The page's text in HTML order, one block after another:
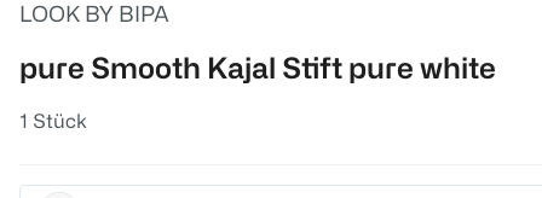
LOOK BY BIPA
pure Smooth Kajal Stift pure white
1 Stück